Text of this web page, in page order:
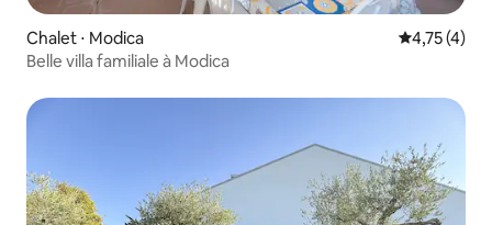
Chalet ⋅ Modica Évaluation
4,75 (4)
Belle villa familiale à Modica